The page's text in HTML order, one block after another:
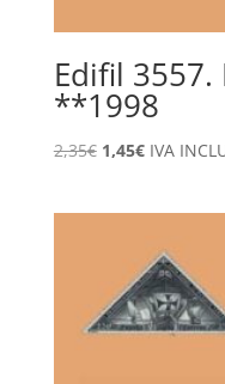
Edifil 3557.
**1998
2,35€ El
2,35€.
1,45€El
1,45€.
IVA